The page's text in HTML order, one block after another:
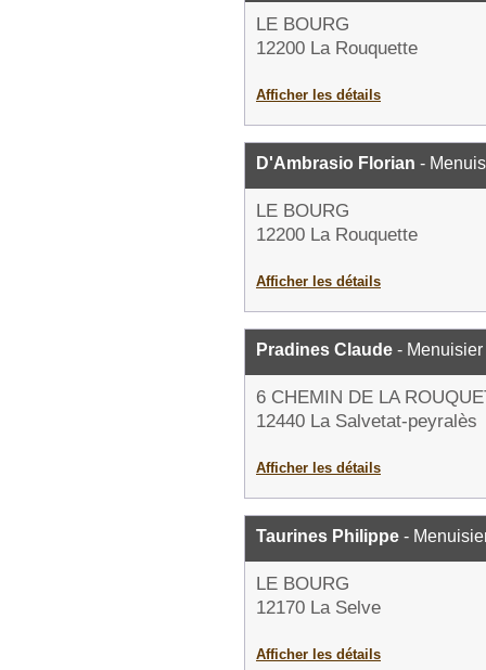
LE BOURG
12200 La Rouquette
Afficher les détails
D'Ambrasio Florian -
LE BOURG
12200 La Rouquette
Afficher les détails
Pradines Claude - Menuisier
6 CHEMIN DE LA
12440 La Salvetat-peyralès
Afficher les détails
Taurines Philippe -
LE BOURG
12170 La Selve
Afficher les détails